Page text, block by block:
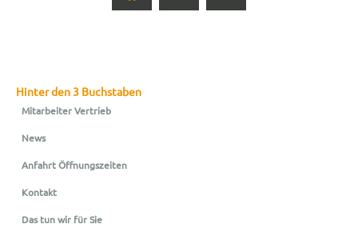
Hinter den 3 Buchstaben
Mitarbeiter Vertrieb
News
Anfahrt Öffnungszeiten
Kontakt
Das tun wir für Sie